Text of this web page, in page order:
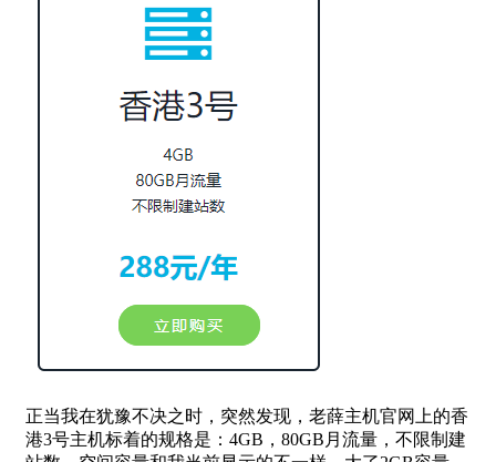
正当我在犹豫不决之时，突然发现，老薛主机官网上的香
港3号主机标着的规格是：4GB，80GB月流量，不限制建